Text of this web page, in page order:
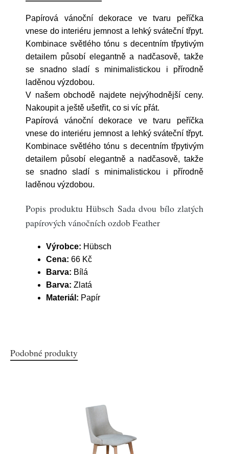
Papírová vánoční dekorace ve tvaru peříčka
vnese do interiéru jemnost a lehký sváteční třpyt.
Kombinace světlého tónu s decentním třpytivým
detailem působí elegantně a nadčasově, takže
se snadno sladí s minimalistickou i přírodně
laděnou výzdobou.
V našem obchodě najdete nejvýhodnější ceny.
Nakoupit a ještě ušetřit, co si víc přát.
Papírová vánoční dekorace ve tvaru peříčka
vnese do interiéru jemnost a lehký sváteční třpyt.
Kombinace světlého tónu s decentním třpytivým
detailem působí elegantně a nadčasově, takže
se snadno sladí s minimalistickou i přírodně
laděnou výzdobou.
Popis produktu Hübsch Sada dvou bílo zlatých
papírových vánočních ozdob Feather
Výrobce: Hübsch
Cena: 66 Kč
Barva: Bílá
Barva: Zlatá
Materiál: Papír
Podobné produkty